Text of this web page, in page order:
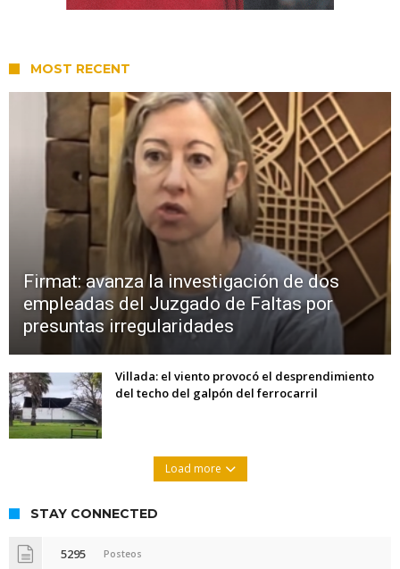
MOST RECENT
Firmat: avanza la investigación de dos
empleadas del Juzgado de Faltas por
presuntas irregularidades
Villada: el viento provocó el desprendimiento
del techo del galpón del ferrocarril
Load more
STAY CONNECTED
5295 Posteos